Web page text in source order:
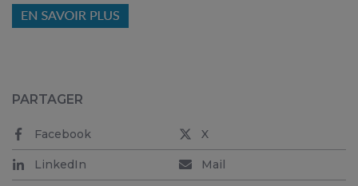
PARTAGER
Facebook X
LinkedIn Mail